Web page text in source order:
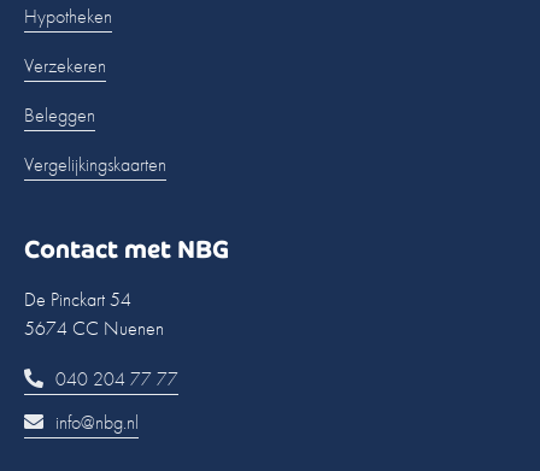
Hypotheken
Verzekeren
Beleggen
Vergelijkingskaarten
Contact met NBG
De Pinckart 54
5674 CC Nuenen
040 204 77 77
info@nbg.nl